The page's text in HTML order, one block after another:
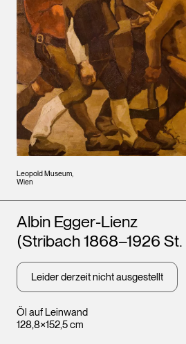
Leopold Museum,
Wien
Öl auf Leinwand
128,8×152,5 cm
Künstler*innen
Albin Egger-Lienz
(Stribach 1868–1926 St.
Leider derzeit nicht ausgestellt